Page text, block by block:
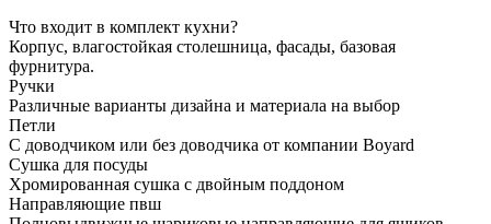
Что входит в комплект кухни?
Корпус, влагостойкая столешница, фасады, базовая
фурнитура.
Ручки
Различные варианты дизайна и материала на выбор
Петли
С доводчиком или без доводчика от компании Boyard
Сушка для посуды
Хромированная сушка с двойным поддоном
Направляющие пвш